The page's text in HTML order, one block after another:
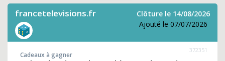
francetelevisions.fr
Clôture le 14/08/2026
Ajouté le 07/07/2026
372351
Cadeaux à gagner